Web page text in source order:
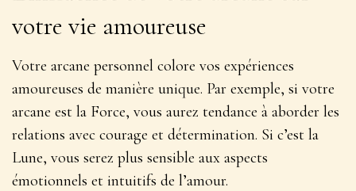
votre vie amoureuse
Votre arcane personnel colore vos expériences
amoureuses de manière unique. Par exemple, si votre
arcane est la Force, vous aurez tendance à aborder les
relations avec courage et détermination. Si c’est la
Lune, vous serez plus sensible aux aspects
émotionnels et intuitifs de l’amour.